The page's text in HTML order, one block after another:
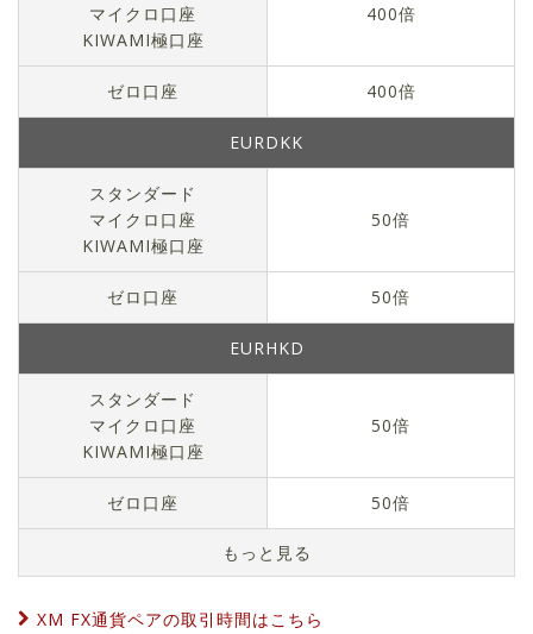
マイクロ口座
KIWAMI極口座
400倍
ゼロ口座 400倍
EURDKK
スタンダード
マイクロ口座
KIWAMI極口座
50倍
ゼロ口座 50倍
EURHKD
スタンダード
マイクロ口座
KIWAMI極口座
50倍
ゼロ口座 50倍
XM FX通貨ペアの取引時間はこちら